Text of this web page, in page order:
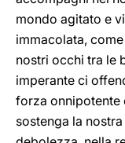
mondo agitato e
immacolata,
nostri occhi tra le
imperante ci
forza onnipotente
sostenga la